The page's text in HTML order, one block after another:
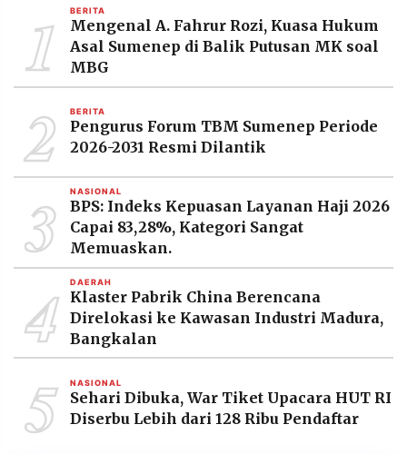
©
Resolusi.co
-
PT.
RESOLUSI
MEDIA
PRAMUDITA
1 BERITA
Mengenal A. Fahrur Rozi, Kuasa Hukum
Asal Sumenep di Balik Putusan MK soal
MBG
2 BERITA
Pengurus Forum TBM Sumenep Periode
2026-2031 Resmi Dilantik
3 NASIONAL
BPS: Indeks Kepuasan Layanan Haji 2026
Capai 83,28%, Kategori Sangat
Memuaskan.
4 DAERAH
Klaster Pabrik China Berencana
Direlokasi ke Kawasan Industri Madura,
Bangkalan
5 NASIONAL
Sehari Dibuka, War Tiket Upacara HUT RI
Diserbu Lebih dari 128 Ribu Pendaftar